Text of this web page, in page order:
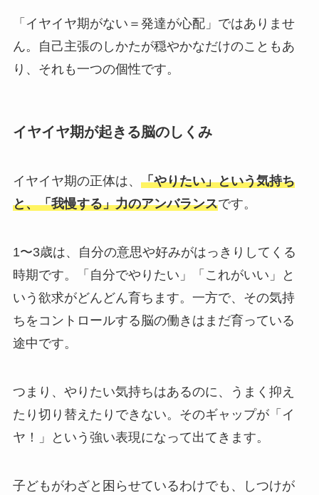
「イヤイヤ期がない＝発達が心配」ではありませ
ん。自己主張のしかたが穏やかなだけのこともあ
り、それも一つの個性です。
イヤイヤ期が起きる脳のしくみ
イヤイヤ期の正体は、 「やりたい」という気持ち
と、「我慢する」力のアンバランスです。
1〜3歳は、自分の意思や好みがはっきりしてくる
時期です。「自分でやりたい」「これがいい」と
いう欲求がどんどん育ちます。一方で、その気持
ちをコントロールする脳の働きはまだ育っている
途中です。
つまり、やりたい気持ちはあるのに、うまく抑え
たり切り替えたりできない。そのギャップが「イ
ヤ！」という強い表現になって出てきます。
子どもがわざと困らせているわけでも、しつけが